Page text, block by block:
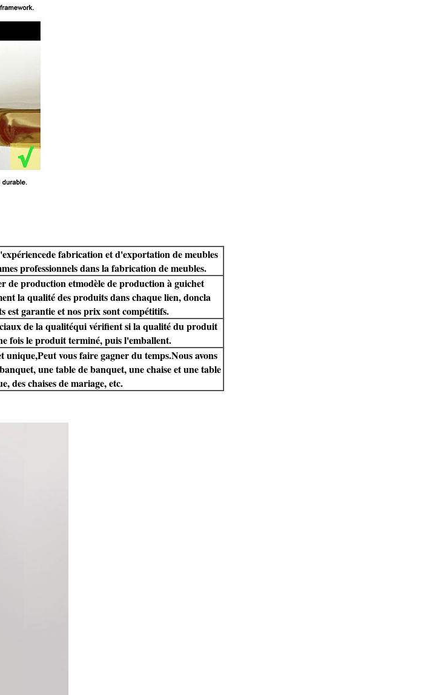
de fabrication et d'exportation de meubles
professionnels dans la fabrication de meubles.
de production etmodèle de production à guichet
la qualité des produits dans chaque lien, doncla
est garantie et nos prix sont compétitifs.
de la qualitéqui vérifient si la qualité du produit
fois le produit terminé, puis l'emballent.
unique,Peut vous faire gagner du temps.Nous avons
une table de banquet, une chaise et une table
des chaises de mariage, etc.